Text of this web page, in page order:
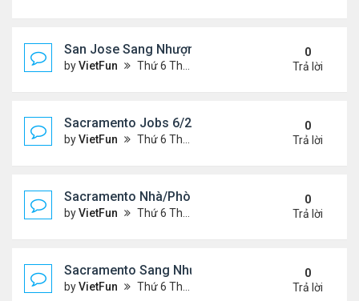
San Jose Sang Nhượng 6/25/21-7/2/21
byVietFun Thứ 6 Tháng 6 25, 2021 2:07 pm
0
Trả lời
Sacramento Jobs 6/25/21- 7/2/21
byVietFun Thứ 6 Tháng 6 25, 2021 2:02 pm
0
Trả lời
Sacramento Nhà/Phòng: 6/25/21- 7/2/21
byVietFun Thứ 6 Tháng 6 25, 2021 2:01 pm
0
Trả lời
Sacramento Sang Nhượng 6/25/21- 7/2/21
byVietFun Thứ 6 Tháng 6 25, 2021 1:54 pm
0
Trả lời